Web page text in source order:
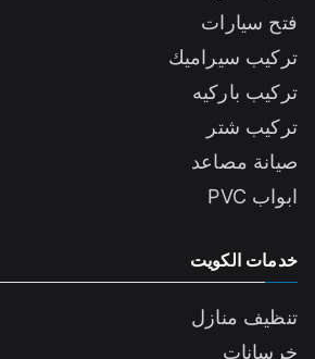
فتح سيارات
تركيب سيراميك
تركيب باركيه
تركيب شتر
صيانة مصاعد
ابواب PVC
خدمات الكويت
تنظيف منازل
خرسانات